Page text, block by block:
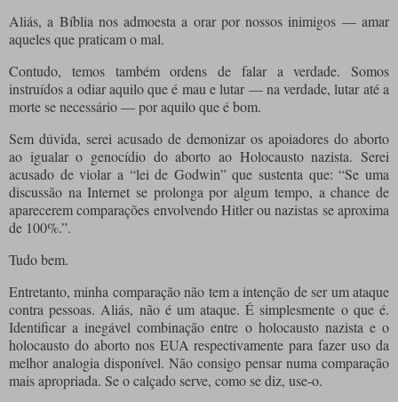
Aliás, a Bíblia nos admoesta a orar por nossos inimigos — amar
aqueles que praticam o mal.
Contudo, temos também ordens de falar a verdade. Somos
instruídos a odiar aquilo que é mau e lutar — na verdade, lutar até a
morte se necessário — por aquilo que é bom.
Sem dúvida, serei acusado de demonizar os apoiadores do aborto
ao igualar o genocídio do aborto ao Holocausto nazista. Serei
acusado de violar a “lei de Godwin” que sustenta que: “Se uma
discussão na Internet se prolonga por algum tempo, a chance de
aparecerem comparações envolvendo Hitler ou nazistas se aproxima
de 100%.”.
Tudo bem.
Entretanto, minha comparação não tem a intenção de ser um ataque
contra pessoas. Aliás, não é um ataque. É simplesmente o que é.
Identificar a inegável combinação entre o holocausto nazista e o
holocausto do aborto nos EUA respectivamente para fazer uso da
melhor analogia disponível. Não consigo pensar numa comparação
mais apropriada. Se o calçado serve, como se diz, use-o.